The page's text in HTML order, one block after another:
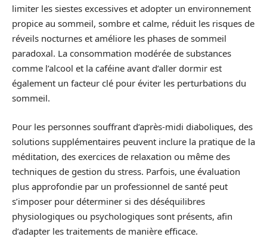
limiter les siestes excessives et adopter un environnement
propice au sommeil, sombre et calme, réduit les risques de
réveils nocturnes et améliore les phases de sommeil
paradoxal. La consommation modérée de substances
comme l’alcool et la caféine avant d’aller dormir est
également un facteur clé pour éviter les perturbations du
sommeil.
Pour les personnes souffrant d’après-midi diaboliques, des
solutions supplémentaires peuvent inclure la pratique de la
méditation, des exercices de relaxation ou même des
techniques de gestion du stress. Parfois, une évaluation
plus approfondie par un professionnel de santé peut
s’imposer pour déterminer si des déséquilibres
physiologiques ou psychologiques sont présents, afin
d’adapter les traitements de manière efficace.